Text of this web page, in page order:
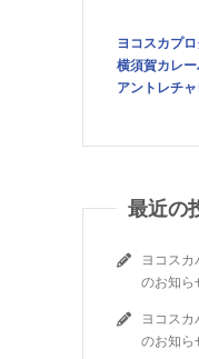
ヨコスカプ
横須賀カレ
アントレチ
最近の
ヨコス
のお知ら
ヨコス
のお知ら